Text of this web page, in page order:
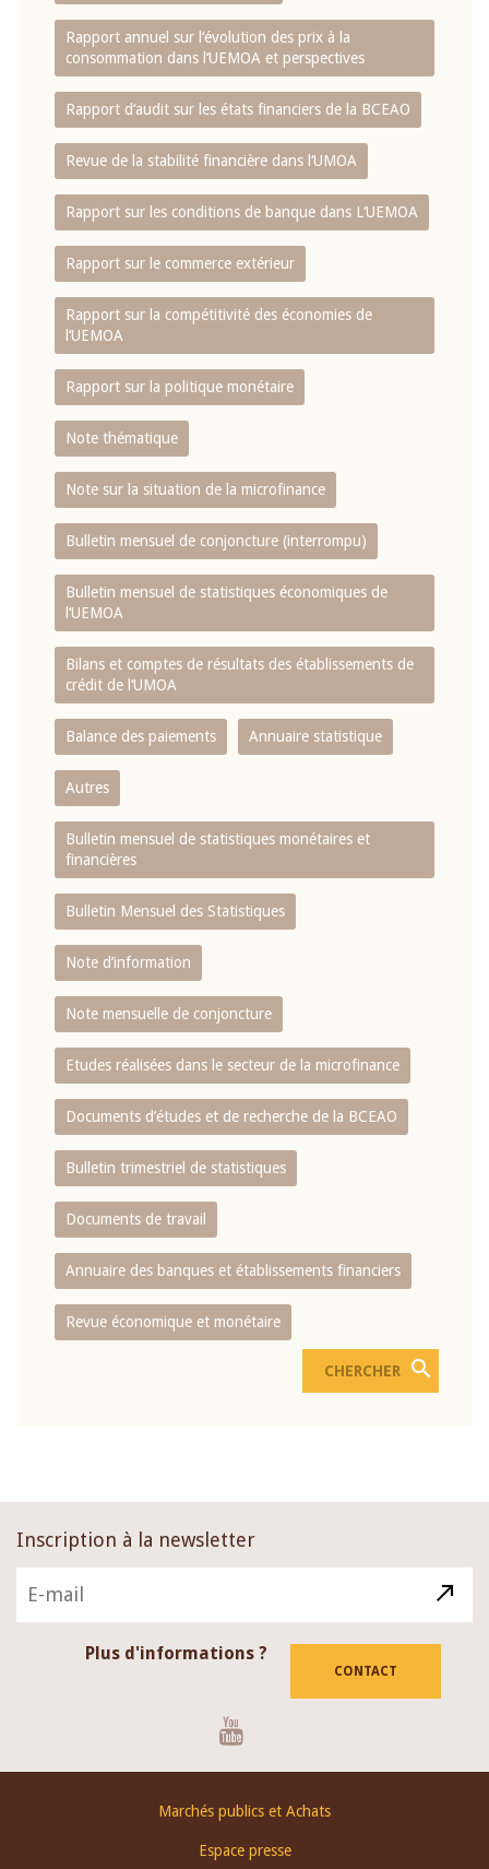
Rapport annuel sur l‘évolution des prix à la
consommation dans l‘UEMOA et perspectives
Rapport d‘audit sur les états financiers de la BCEAO
Revue de la stabilité financière dans l‘UMOA
Rapport sur les conditions de banque dans L‘UEMOA
Rapport sur le commerce extérieur
Rapport sur la compétitivité des économies de
l‘UEMOA
Rapport sur la politique monétaire
Note thématique
Note sur la situation de la microfinance
Bulletin mensuel de conjoncture (interrompu)
Bulletin mensuel de statistiques économiques de
l‘UEMOA
Bilans et comptes de résultats des établissements de
crédit de l‘UMOA
Balance des paiements Annuaire statistique
Autres
Bulletin mensuel de statistiques monétaires et
financières
Bulletin Mensuel des Statistiques
Note d’information
Note mensuelle de conjoncture
Etudes réalisées dans le secteur de la microfinance
Documents d’études et de recherche de la BCEAO
Bulletin trimestriel de statistiques
Documents de travail
Annuaire des banques et établissements financiers
Revue économique et monétaire
Inscription à la newsletter
Plus d'informations ?
CONTACT
Marchés publics et Achats
Espace presse